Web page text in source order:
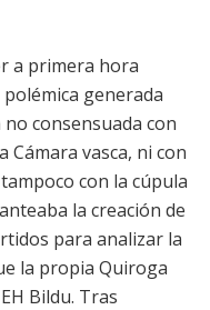
a primera hora
generada
consensuada con
Cámara vasca, ni con
con la cúpula
la creación de
para analizar la
la propia Quiroga
Bildu. Tras